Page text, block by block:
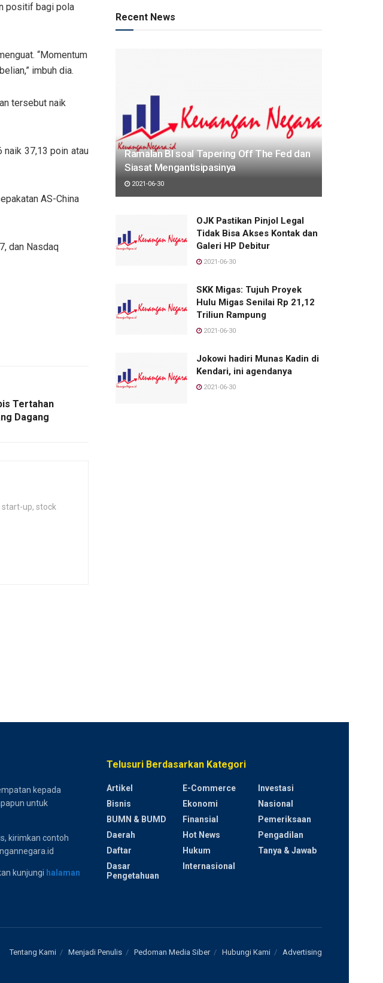
positif bagi pola
“Momentum
imbuh dia.
tersebut naik
naik 37,13 poin atau
AS-China
dan Nasdaq
Tertahan
Dagang
start-up, stock
Recent News
Ramalan BI soal Tapering Off The Fed dan
Siasat Mengantisipasinya
2021-06-30
OJK Pastikan Pinjol Legal
Tidak Bisa Akses Kontak dan
Galeri HP Debitur
2021-06-30
SKK Migas: Tujuh Proyek
Hulu Migas Senilai Rp 21,12
Triliun Rampung
2021-06-30
Jokowi hadiri Munas Kadin di
Kendari, ini agendanya
2021-06-30
kepada
untuk
kirimkan contoh
kunjungi halaman
Telusuri Berdasarkan Kategori
Artikel
Bisnis
BUMN & BUMD
Daerah
Daftar
Dasar
Pengetahuan
E-Commerce
Ekonomi
Finansial
Hot News
Hukum
Internasional
Investasi
Nasional
Pemeriksaan
Pengadilan
Tanya & Jawab
Tentang Kami Menjadi Penulis Pedoman Media Siber Hubungi Kami Advertising